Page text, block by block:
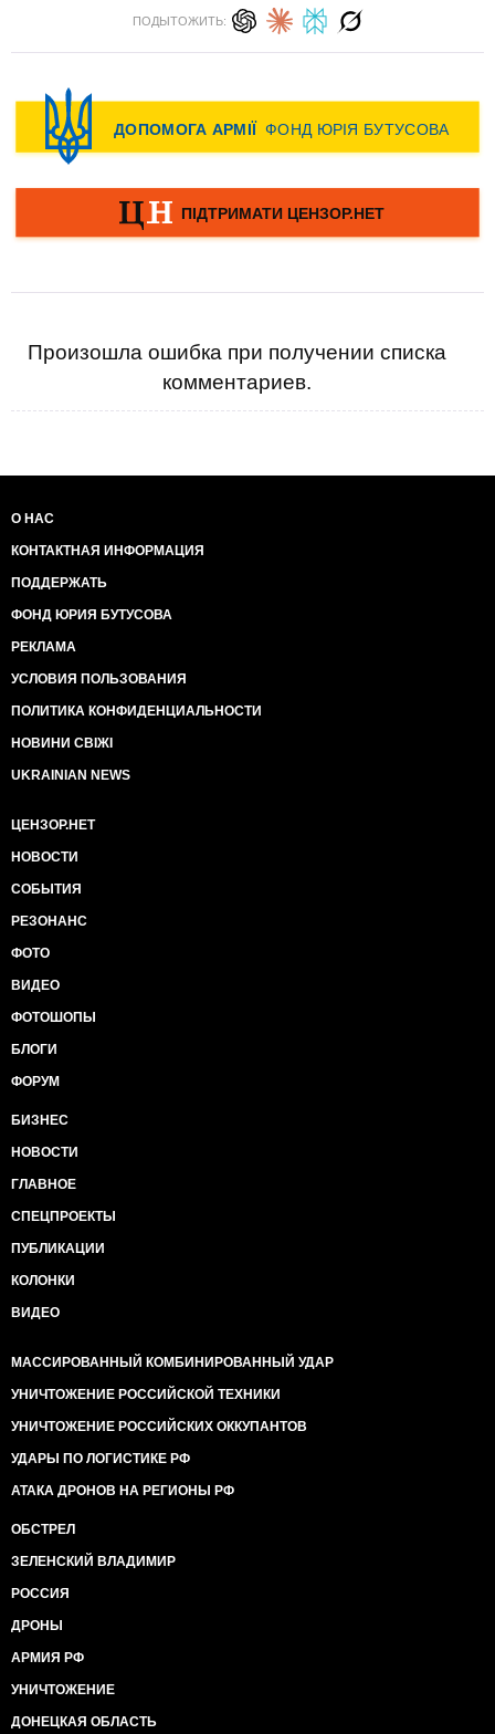
ПОДЫТОЖИТЬ:
Произошла ошибка при получении списка
комментариев.
О НАС
КОНТАКТНАЯ ИНФОРМАЦИЯ
ПОДДЕРЖАТЬ
ФОНД ЮРИЯ БУТУСОВА
РЕКЛАМА
УСЛОВИЯ ПОЛЬЗОВАНИЯ
ПОЛИТИКА КОНФИДЕНЦИАЛЬНОСТИ
НОВИНИ СВІЖІ
UKRAINIAN NEWS
ЦЕНЗОР.НЕТ
НОВОСТИ
СОБЫТИЯ
РЕЗОНАНС
ФОТО
ВИДЕО
ФОТОШОПЫ
БЛОГИ
ФОРУМ
БИЗНЕС
НОВОСТИ
ГЛАВНОЕ
СПЕЦПРОЕКТЫ
ПУБЛИКАЦИИ
КОЛОНКИ
ВИДЕО
МАССИРОВАННЫЙ КОМБИНИРОВАННЫЙ УДАР
УНИЧТОЖЕНИЕ РОССИЙСКОЙ ТЕХНИКИ
УНИЧТОЖЕНИЕ РОССИЙСКИХ ОККУПАНТОВ
УДАРЫ ПО ЛОГИСТИКЕ РФ
АТАКА ДРОНОВ НА РЕГИОНЫ РФ
ОБСТРЕЛ
ЗЕЛЕНСКИЙ ВЛАДИМИР
РОССИЯ
ДРОНЫ
АРМИЯ РФ
УНИЧТОЖЕНИЕ
ДОНЕЦКАЯ ОБЛАСТЬ